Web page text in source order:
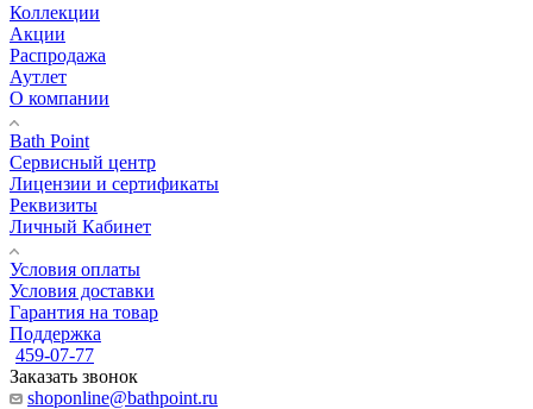
Коллекции
Акции
Распродажа
Аутлет
О компании
Bath Point
Сервисный центр
Лицензии и сертификаты
Реквизиты
Личный Кабинет
Условия оплаты
Условия доставки
Гарантия на товар
Поддержка
459-07-77
Заказать звонок
shoponline@bathpoint.ru